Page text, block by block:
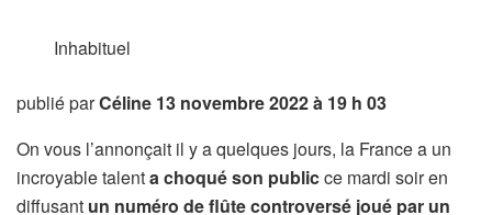
Inhabituel
publié parCéline 13 novembre 2022 à 19 h 03
On vous l’annonçait il y a quelques jours, la France a un
incroyable talenta choqué son publicce mardi soir en
diffusant un numéro de flûte controversé joué par un